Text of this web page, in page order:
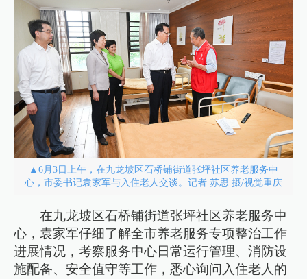
▲6月3日上午，在九龙坡区石桥铺街道张坪社区养老服务中
心，市委书记袁家军与入住老人交谈。记者 苏思 摄/视觉重庆
在九龙坡区石桥铺街道张坪社区养老服务中
心，袁家军仔细了解全市养老服务专项整治工作
进展情况，考察服务中心日常运行管理、消防设
施配备、安全值守等工作，悉心询问入住老人的